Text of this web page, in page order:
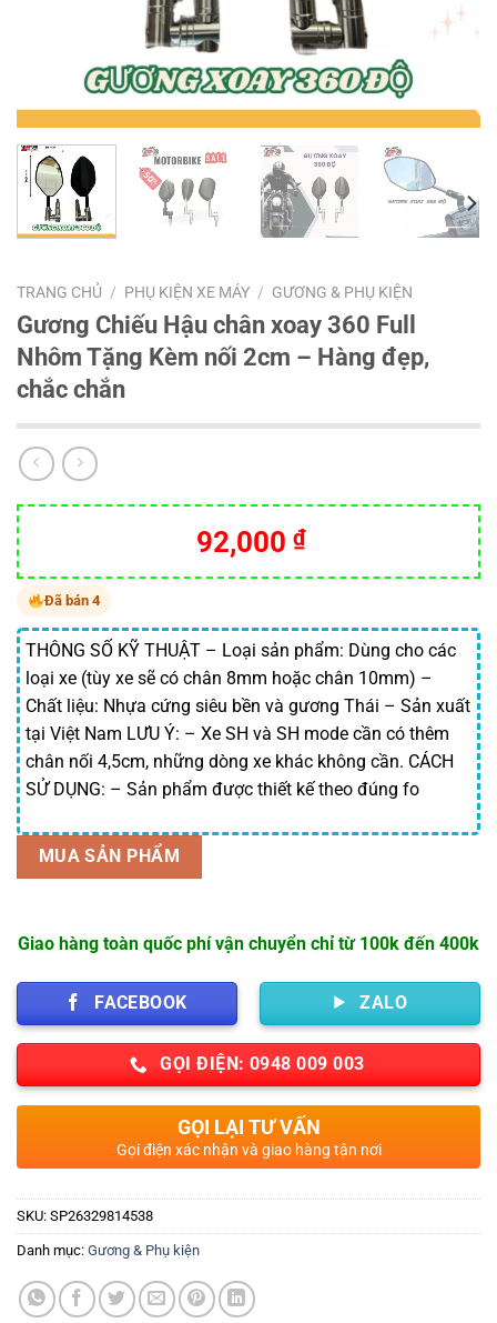
TRANG CHỦ / PHỤ KIỆN XE MÁY / GƯƠNG & PHỤ KIỆN
Gương Chiếu Hậu chân xoay 360 Full
Nhôm Tặng Kèm nối 2cm – Hàng đẹp,
chắc chắn
Giá
gốc
115,000 ₫.
92,000 ₫Giá
hiện
là:
92,000 ₫.
Đã bán 4
THÔNG SỐ KỸ THUẬT – Loại sản phẩm: Dùng cho các
loại xe (tùy xe sẽ có chân 8mm hoặc chân 10mm) –
Chất liệu: Nhựa cứng siêu bền và gương Thái – Sản xuất
tại Việt Nam LƯU Ý: – Xe SH và SH mode cần có thêm
chân nối 4,5cm, những dòng xe khác không cần. CÁCH
SỬ DỤNG: – Sản phẩm được thiết kế theo đúng fo
MUA SẢN PHẨM
Giao hàng toàn quốc phí vận chuyển chỉ từ 100k đến 400k
FACEBOOK ZALO
GỌI ĐIỆN: 0948 009 003
GỌI LẠI TƯ VẤN
Gọi điện xác nhận và giao hàng tận nơi
SKU: SP26329814538
Danh mục: Gương & Phụ kiện